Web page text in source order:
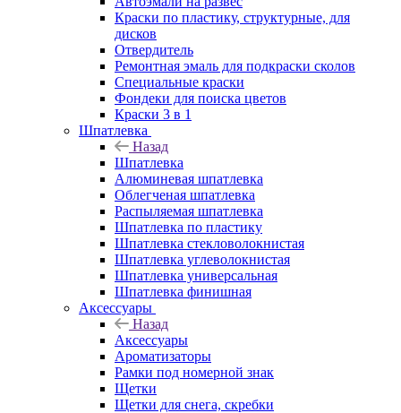
Краски по пластику, структурные, для
дисков
Отвердитель
Ремонтная эмаль для подкраски сколов
Специальные краски
Фондеки для поиска цветов
Краски 3 в 1
Шпатлевка
Назад
Шпатлевка
Алюминевая шпатлевка
Облегченая шпатлевка
Распыляемая шпатлевка
Шпатлевка по пластику
Шпатлевка стекловолокнистая
Шпатлевка углеволокнистая
Шпатлевка универсальная
Шпатлевка финишная
Аксессуары
Назад
Аксессуары
Ароматизаторы
Рамки под номерной знак
Щетки
Щетки для снега, скребки